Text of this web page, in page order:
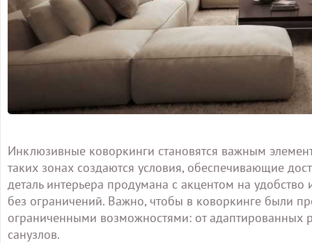
Инклюзивные коворкинги становятся важным
таких зонах создаются условия, обеспечивающие
деталь интерьера продумана с акцентом на удобство
без ограничений. Важно, чтобы в коворкинге были
ограниченными возможностями: от адаптированных
санузлов.